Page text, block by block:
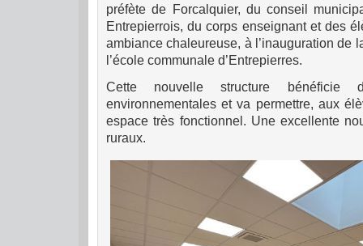
préfète de Forcalquier, du conseil
Entrepierrois, du corps enseignant et des
ambiance chaleureuse, à l’inauguration de
l’école communale d’Entrepierres.
Cette nouvelle structure bénéficie
environnementales et va permettre, aux
espace très fonctionnel. Une excellente
ruraux.